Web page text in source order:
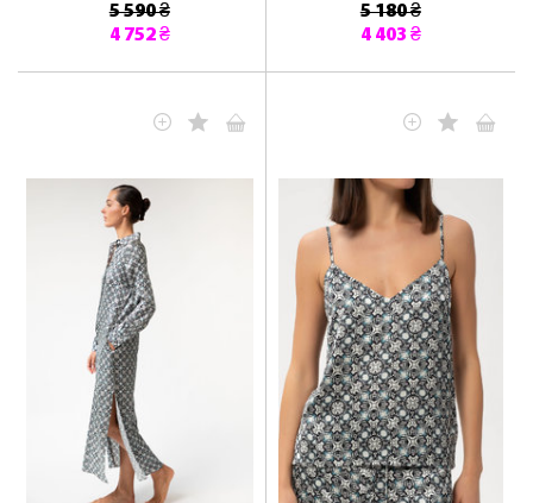
5 590 ₴
4 752 ₴
5 180 ₴
4 403 ₴